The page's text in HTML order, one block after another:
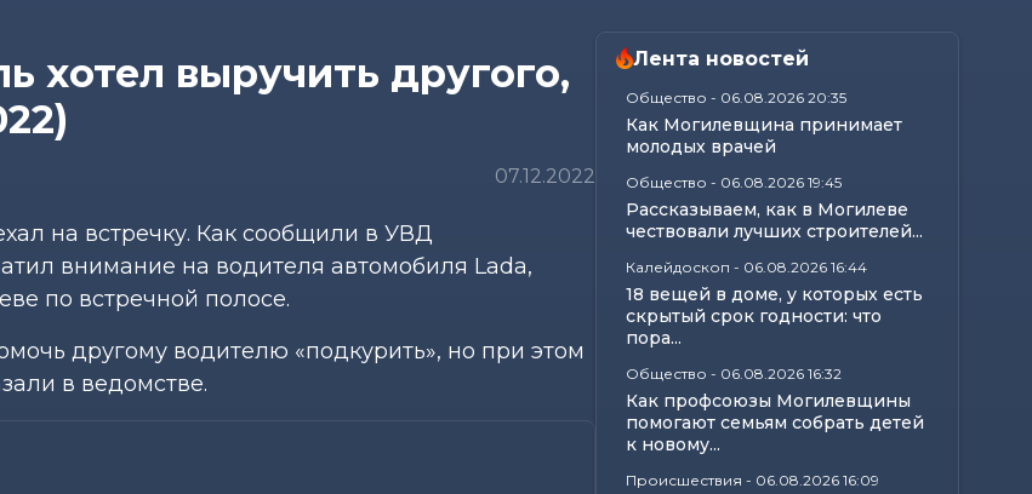
хотел выручить другого,
07.12.2022
на встречку. Как сообщили в УВД
внимание на водителя автомобиля Lada,
по встречной полосе.
другому водителю «подкурить», но при этом
в ведомстве.
Лента новостей
Общество - 06.08.2026 20:35
Как Могилевщина принимает
молодых врачей
Общество - 06.08.2026 19:45
Рассказываем, как в Могилеве
чествовали лучших строителей...
Калейдоскоп - 06.08.2026 16:44
18 вещей в доме, у которых есть
скрытый срок годности: что
пора...
Общество - 06.08.2026 16:32
Как профсоюзы Могилевщины
помогают семьям собрать детей
к новому...
Происшествия - 06.08.2026 16:09